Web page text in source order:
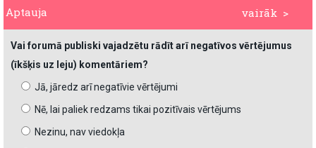
vairāk >
Aptauja
Vai forumā publiski vajadzētu rādīt arī negatīvos vērtējumus
(īkšķis uz leju) komentāriem?
Jā, jāredz arī negatīvie vērtējumi
Nē, lai paliek redzams tikai pozitīvais vērtējums
Nezinu, nav viedokļa